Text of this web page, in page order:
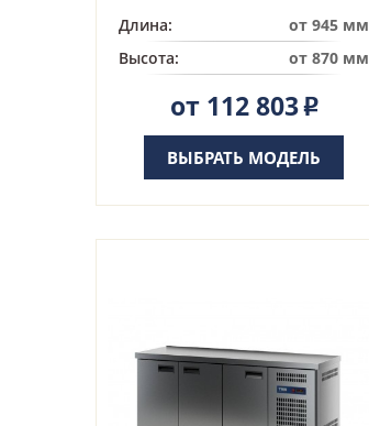
Длина:
от 945 мм
Высота:
от 870 мм
от 112 803Р
ВЫБРАТЬ МОДЕЛЬ